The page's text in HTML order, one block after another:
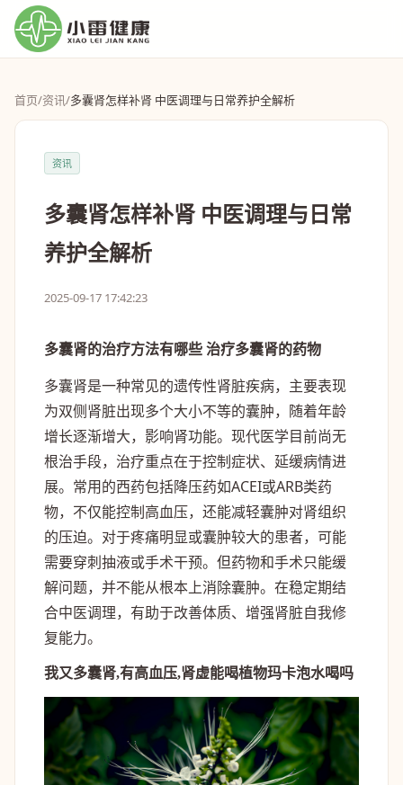
首页/资讯/多囊肾怎样补肾 中医调理与日常养护全解析
资讯
多囊肾怎样补肾 中医调理与日常
养护全解析
2025-09-17 17:42:23
多囊肾的治疗方法有哪些 治疗多囊肾的药物
多囊肾是一种常见的遗传性肾脏疾病，主要表现
为双侧肾脏出现多个大小不等的囊肿，随着年龄
增长逐渐增大，影响肾功能。现代医学目前尚无
根治手段，治疗重点在于控制症状、延缓病情进
展。常用的西药包括降压药如ACEI或ARB类药
物，不仅能控制高血压，还能减轻囊肿对肾组织
的压迫。对于疼痛明显或囊肿较大的患者，可能
需要穿刺抽液或手术干预。但药物和手术只能缓
解问题，并不能从根本上消除囊肿。在稳定期结
合中医调理，有助于改善体质、增强肾脏自我修
复能力。
我又多囊肾,有高血压,肾虚能喝植物玛卡泡水喝吗